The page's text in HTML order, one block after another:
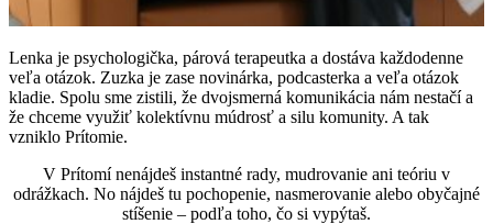
Lenka je psychologička, párová terapeutka a dostáva každodenne
veľa otázok. Zuzka je zase novinárka, podcasterka a veľa otázok
kladie. Spolu sme zistili, že dvojsmerná komunikácia nám nestačí a
že chceme využiť kolektívnu múdrosť a silu komunity. A tak
vzniklo Prítomie.
V Prítomí nenájdeš instantné rady, mudrovanie ani teóriu v
odrážkach. No nájdeš tu pochopenie, nasmerovanie alebo obyčajné
stíšenie – podľa toho, čo si vypýtaš.